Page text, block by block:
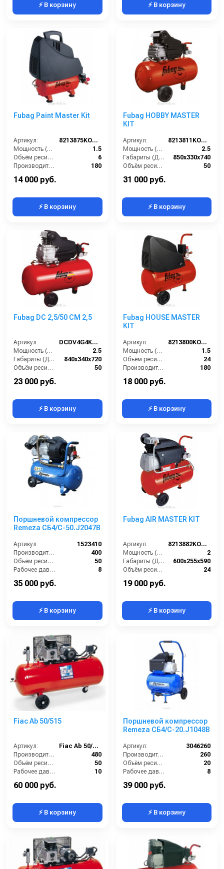
⚡ В корзину ⚡ В корзину
Fubag Paint Master Kit
Артикул:
8213875KOA609
Мощность (л/с):
1.5
Объём ресивера (л):
6
Производительность на выходе (л/мин):
180
Рабочее давление (PSI):
14 000 руб.
⚡ В корзину
Fubag HOBBY MASTER
KIT
Артикул:
8213811KOA608
Мощность (л/с):
2.5
Габариты (ДхШхВ):
850х330х740
Объём ресивера (л):
50
Производительность на выходе (л/мин):
31 000 руб.
⚡ В корзину
Fubag DC 2,5/50 CM 2,5
Артикул:
DCDV4G4KOA612
Мощность (л/с):
2.5
Габариты (ДхШхВ):
840x340x720
Объём ресивера (л):
50
Производительность на выходе (л/мин):
23 000 руб.
⚡ В корзину
Fubag HOUSE MASTER
KIT
Артикул:
8213800KOA610
Мощность (л/с):
1.5
Объём ресивера (л):
24
Производительность на выходе (л/мин):
180
Рабочее давление (PSI):
18 000 руб.
⚡ В корзину
Поршневой компрессор
Remeza СБ4/С-50.J2047B
Артикул:
1523410
Производительность (л/мин):
400
Объём ресивера (л):
50
Рабочее давление (бар):
8
Мощность (кВт):
35 000 руб.
⚡ В корзину
Fubag AIR MASTER KIT
Артикул:
8213882KOA606
Мощность (л/с):
2
Габариты (ДхШхВ):
600х255х590
Объём ресивера (л):
24
Производительность на выходе (л/мин):
19 000 руб.
⚡ В корзину
Fiac Ab 50/515
Артикул:
Fiac Ab 50/515
Производительность (л/мин):
480
Объём ресивера (л):
50
Рабочее давление (бар):
10
Мощность (кВт):
60 000 руб.
⚡ В корзину
Поршневой компрессор
Remeza СБ4/С-20.J1048B
Артикул:
3046260
Производительность (л/мин):
260
Объём ресивера (л):
20
Рабочее давление (бар):
8
Мощность (кВт):
39 000 руб.
⚡ В корзину